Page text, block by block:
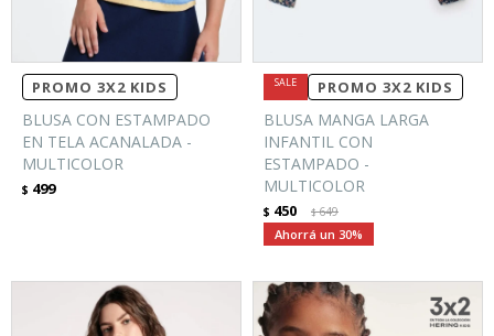
PROMO 3X2 KIDS
BLUSA CON ESTAMPADO
EN TELA ACANALADA -
MULTICOLOR
$ 499
PROMO 3X2 KIDS
BLUSA MANGA LARGA
INFANTIL CON
ESTAMPADO -
MULTICOLOR
$ 450 $649
30